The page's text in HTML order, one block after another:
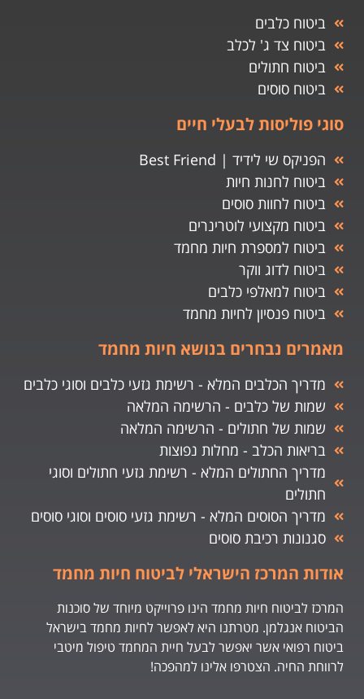
ביטוח כלבים
ביטוח צד ג' לכלב
ביטוח חתולים
ביטוח סוסים
סוגי פוליסות לבעלי חיים
הפניקס שי לידיד | Best Friend
ביטוח לחנות חיות
ביטוח לחוות סוסים
ביטוח מקצועי לוטרינרים
ביטוח למספרת חיות מחמד
ביטוח לדוג ווקר
ביטוח למאלפי כלבים
ביטוח פנסיון לחיות מחמד
מאמרים נבחרים בנושא חיות מחמד
מדריך הכלבים המלא - רשימת גזעי כלבים וסוגי כלבים
שמות של כלבים - הרשימה המלאה
שמות של חתולים - הרשימה המלאה
בריאות הכלב - מחלות נפוצות
מדריך החתולים המלא - רשימת גזעי חתולים וסוגי
חתולים
מדריך הסוסים המלא - רשימת גזעי סוסים וסוגי סוסים
סגנונות רכיבת סוסים
אודות המרכז הישראלי לביטוח חיות מחמד
המרכז לביטוח חיות מחמד הינו פרוייקט מיוחד של סוכנות
הביטוח אנגלמן. מטרתנו היא לאפשר לחיות מחמד בישראל
ביטוח רפואי אשר יאפשר לבעל חיית המחמד טיפול מיטבי
לרווחת החיה. הצטרפו אלינו למהפכה!